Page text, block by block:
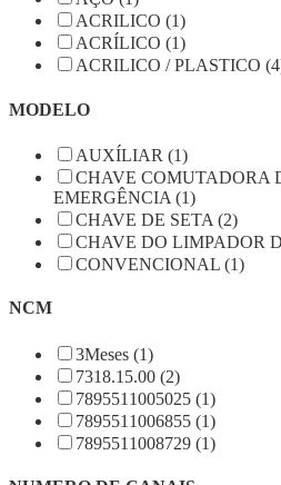
ACRILICO (1)
ACRÍLICO (1)
ACRILICO / PLASTICO
MODELO
AUXÍLIAR (1)
CHAVE COMUTADORA
EMERGÊNCIA (1)
CHAVE DE SETA (2)
CHAVE DO LIMPADOR
CONVENCIONAL (1)
NCM
3Meses (1)
7318.15.00 (2)
7895511005025 (1)
7895511006855 (1)
7895511008729 (1)